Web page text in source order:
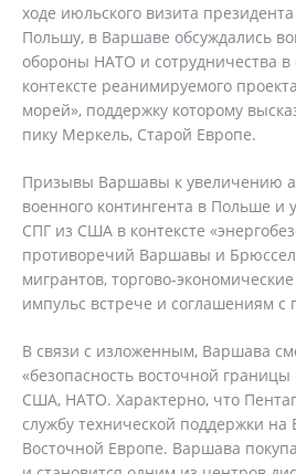
ходе июльского визита
Польшу, в Варшаве обсуждались
обороны НАТО и сотрудничества в
контексте реанимируемого
морей», поддержку которому
пику Меркель, Старой Европе.
Призывы Варшавы к увеличению
военного контингента в Польше и
СПГ из США в контексте
противоречий Варшавы и
мигрантов, торгово-
импульс встрече и соглашениям
В связи с изложенным, Варшава
«безопасность восточной
США, НАТО. Характерно, что
службу технической поддержки на
Восточной Европе. Варшава